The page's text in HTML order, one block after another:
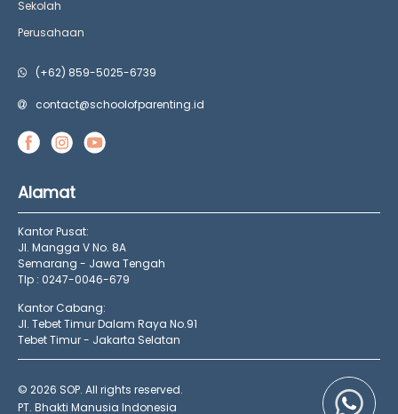
Sekolah
Perusahaan
(+62) 859-5025-6739
contact@schoolofparenting.id
Alamat
Kantor Pusat:
Jl. Mangga V No. 8A
Semarang - Jawa Tengah
Tlp : 0247-0046-679
Kantor Cabang:
Jl. Tebet Timur Dalam Raya No.91
Tebet Timur - Jakarta Selatan
© 2026 SOP. All rights reserved.
PT. Bhakti Manusia Indonesia